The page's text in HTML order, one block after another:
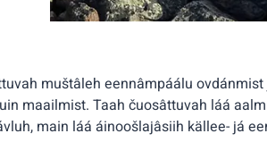
muštâleh eennâmpáálu
maailmist. Taah čuosâttuvah láá
main láá áinoošlajâsiih källee- já